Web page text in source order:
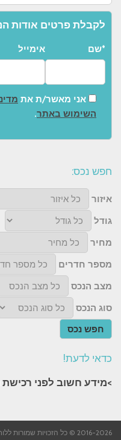
לקבלת פרטים אודות
שם* אימייל
אני מאשר/ת את
השימוש באתר.
חפש נכס:
איזור
גודל
מחיר
מספר חדרים
מצב הנכס
סוג הנכס
חפש נכס
כדאי לדעת!
>מידע חשוב לפני רכישת
2016-2026 © כל הזכויות שמורות ללוח הנדל"ן של צ'כיה -